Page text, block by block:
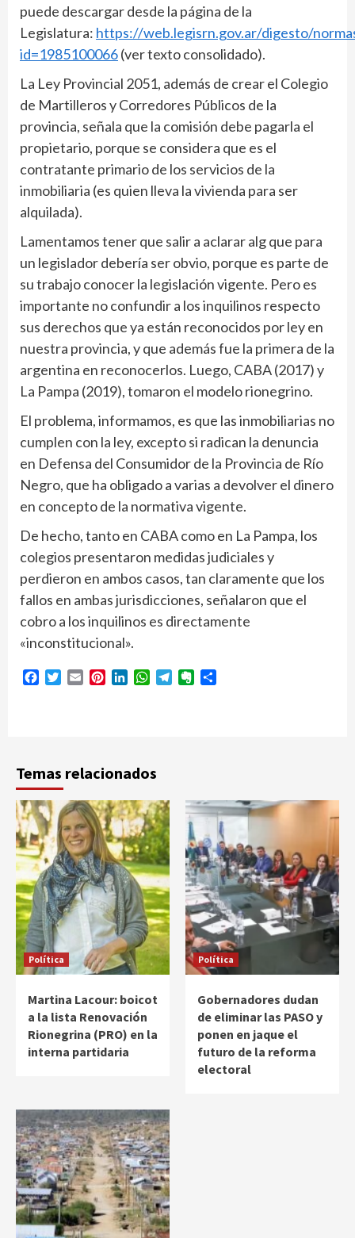
puede descargar desde la página de la
Legislatura: https://web.legisrn.gov.ar/digesto/
id=1985100066(ver texto consolidado).
La Ley Provincial 2051, además de crear el Colegio
de Martilleros y Corredores Públicos de la
provincia, señala que la comisión debe pagarla el
propietario, porque se considera que es el
contratante primario de los servicios de la
inmobiliaria (es quien lleva la vivienda para ser
alquilada).
Lamentamos tener que salir a aclarar alg que para
un legislador debería ser obvio, porque es parte de
su trabajo conocer la legislación vigente. Pero es
importante no confundir a los inquilinos respecto
sus derechos que ya están reconocidos por ley en
nuestra provincia, y que además fue la primera de la
argentina en reconocerlos. Luego, CABA (2017) y
La Pampa (2019), tomaron el modelo rionegrino.
El problema, informamos, es que las inmobiliarias no
cumplen con la ley, excepto si radican la denuncia
en Defensa del Consumidor de la Provincia de Río
Negro, que ha obligado a varias a devolver el dinero
en concepto de la normativa vigente.
De hecho, tanto en CABA como en La Pampa, los
colegios presentaron medidas judiciales y
perdieron en ambos casos, tan claramente que los
fallos en ambas jurisdicciones, señalaron que el
cobro a los inquilinos es directamente
«inconstitucional».
Facebook
Twitter
Email PinterestLinkedInWhatsApp
TelegramEvernote
Temas relacionados
Política
Martina Lacour: boicot
a la lista Renovación
Rionegrina (PRO) en la
interna partidaria
Política
Gobernadores dudan
de eliminar las PASO y
ponen en jaque el
futuro de la reforma
electoral